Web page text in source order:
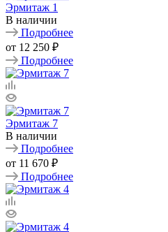
Эрмитаж 1
В наличии
Подробнее
от 12 250 ₽
Подробнее
Эрмитаж 7
В наличии
Подробнее
от 11 670 ₽
Подробнее